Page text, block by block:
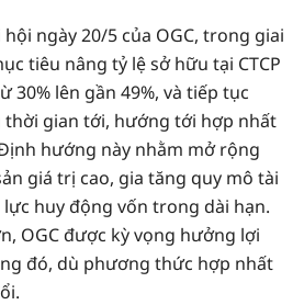
ngày 20/5 của OGC, trong giai
tiêu nâng tỷ lệ sở hữu tại CTCP
30% lên gần 49%, và tiếp tục
gian tới, hướng tới hợp nhất
hướng này nhằm mở rộng
giá trị cao, gia tăng quy mô tài
huy động vốn trong dài hạn.
OGC được kỳ vọng hưởng lợi
đó, dù phương thức hợp nhất